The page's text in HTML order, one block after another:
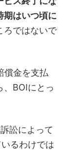
期はいつ頃に
ろではないで
償金を支払
、BOIにとっ
訟によって
るわけでは